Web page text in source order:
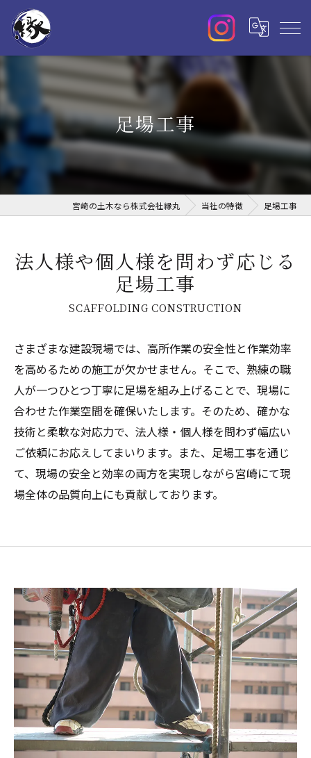
足場工事
宮崎の土木なら株式会社縁丸 当社の特徴 足場工事
法人様や個人様を問わず応じる
足場工事
SCAFFOLDING CONSTRUCTION
さまざまな建設現場では、高所作業の安全性と作業効率
を高めるための施工が欠かせません。そこで、熟練の職
人が一つひとつ丁寧に足場を組み上げることで、現場に
合わせた作業空間を確保いたします。そのため、確かな
技術と柔軟な対応力で、法人様・個人様を問わず幅広い
ご依頼にお応えしてまいります。また、足場工事を通じ
て、現場の安全と効率の両方を実現しながら宮崎にて現
場全体の品質向上にも貢献しております。